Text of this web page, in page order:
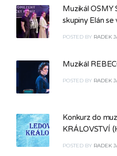
Muzikál OSMÝ
skupiny Elán se
POSTED BY RADEK
Muzikál
POSTED BY RADEK
Konkurz do
KRÁLOVSTVÍ
POSTED BY RADEK